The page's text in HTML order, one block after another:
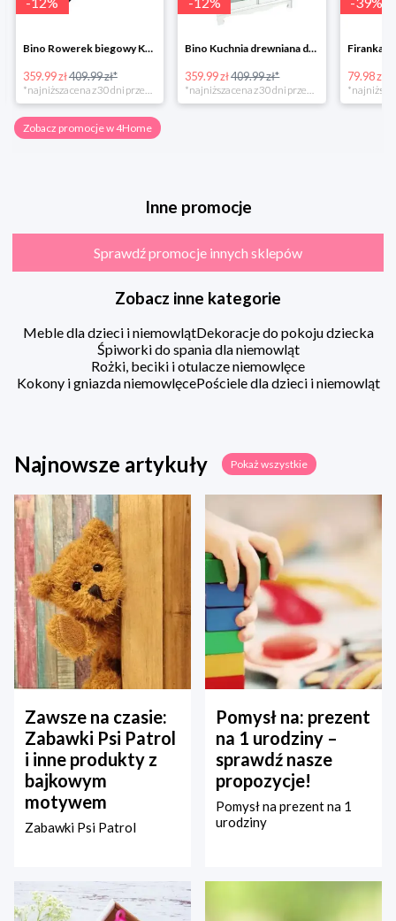
Bino Rowerek biegowy Krecik
359.99 zł409.99 zł*
*najniższa cena z 30 dni przed obniżką
Bino Kuchnia drewniana dla dzieci Provence
359.99 zł 409.99 zł*
*najniższa cena z 30 dni przed obniżką
79.98 zł
Zobacz promocje w 4Home
Inne promocje
Sprawdź promocje innych sklepów
Zobacz inne kategorie
Meble dla dzieci i niemowlątDekoracje do pokoju dziecka
Śpiworki do spania dla niemowląt
Rożki, beciki i otulacze niemowlęce
Kokony i gniazda niemowlęcePościele dla dzieci i niemowląt
Najnowsze artykuły Pokaż wszystkie
Zawsze na czasie:
Zabawki Psi Patrol
i inne produkty z
bajkowym
motywem
Zabawki Psi Patrol
Pomysł na: prezent
na 1 urodziny –
sprawdź nasze
propozycje!
Pomysł na prezent na 1
urodziny